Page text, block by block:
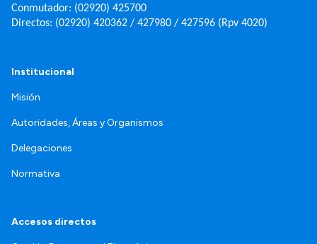
Conmutador: (02920) 425700
Directos: (02920) 420362 / 427980 / 427596 (Rpv 4020)
Institucional
Misión
Autoridades, Áreas y Organismos
Delegaciones
Normativa
Accesos directos